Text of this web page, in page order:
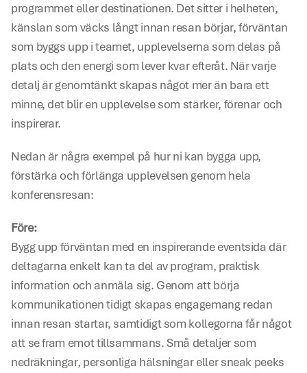
programmet eller destinationen. Det sitter i helheten,
känslan som väcks långt innan resan börjar, förväntan
som byggs upp i teamet, upplevelserna som delas på
plats och den energi som lever kvar efteråt. När varje
detalj är genomtänkt skapas något mer än bara ett
minne, det blir en upplevelse som stärker, förenar och
inspirerar.
Nedan är några exempel på hur ni kan bygga upp,
förstärka och förlänga upplevelsen genom hela
konferensresan:
Före:
Bygg upp förväntan med en inspirerande eventsida där
deltagarna enkelt kan ta del av program, praktisk
information och anmäla sig. Genom att börja
kommunikationen tidigt skapas engagemang redan
innan resan startar, samtidigt som kollegorna får något
att se fram emot tillsammans. Små detaljer som
nedräkningar, personliga hälsningar eller sneak peeks